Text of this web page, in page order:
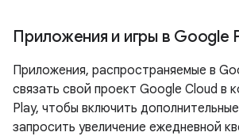
Приложения и игры в Google
Приложения, распространяемые в
связать свой проект Google Cloud в
Play, чтобы включить
запросить увеличение ежедневной